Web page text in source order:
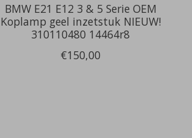
BMW E21 E12 3 & 5 Serie OEM
Koplamp geel inzetstuk NIEUW!
310110480 14464r8
€150,00